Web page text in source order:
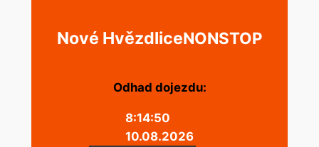
Nové HvězdliceNONSTOP
Odhad dojezdu:
8:14:50
10.08.2026